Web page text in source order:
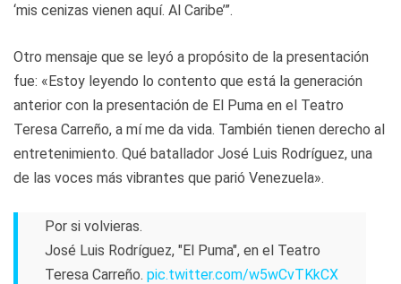
‘mis cenizas vienen aquí. Al Caribe’”.
Otro mensaje que se leyó a propósito de la presentación
fue: «Estoy leyendo lo contento que está la generación
anterior con la presentación de El Puma en el Teatro
Teresa Carreño, a mí me da vida. También tienen derecho al
entretenimiento. Qué batallador José Luis Rodríguez, una
de las voces más vibrantes que parió Venezuela».
Por si volvieras.
José Luis Rodríguez, "El Puma", en el Teatro
Teresa Carreño. pic.twitter.com/w5wCvTKkCX